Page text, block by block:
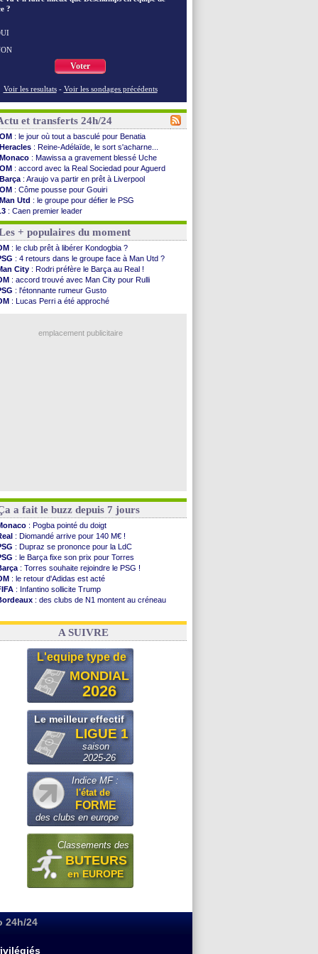
?
Voter
Voir les resultats - Voir les sondages précédents
et transferts 24h/24
OM : le jour où tout a basculé pour Benatia
Heracles : Reine-Adélaïde, le sort s'acharne...
Monaco : Mawissa a gravement blessé Uche
OM : accord avec la Real Sociedad pour Aguerd
Barça : Araujo va partir en prêt à Liverpool
OM : Côme pousse pour Gouiri
Man Utd : le groupe pour défier le PSG
: Caen premier leader
: Højbjerg, son agent maintient le suspense
: Gouiri évoque son avenir
: le transfert d'Asllani tombe à l'eau
: 1ère utilisation du Football Video Support
: Benatia envoie une pique à Longoria
: Al-Ahli veut Pape Gueye
: la dernière saison de Fonseca ?
: un nouveau prétendant pour Højbjerg
: un gardien norvégien en approche ?
: Kevin Carlos va partir en Italie
+ populaires du moment
: le club prêt à libérer Kondogbia ?
: 4 retours dans le groupe face à Man Utd ?
City : Rodri préfère le Barça au Real !
: accord trouvé avec Man City pour Rulli
: l'étonnante rumeur Gusto
: Lucas Perri a été approché
emplacement publicitaire
a fait le buzz depuis 7 jours
: Pogba pointé du doigt
: Diomandé arrive pour 140 M€ !
: Dupraz se prononce pour la LdC
: le Barça fixe son prix pour Torres
: Torres souhaite rejoindre le PSG !
: le retour d'Adidas est acté
: Infantino sollicite Trump
: des clubs de N1 montent au créneau
: le démenti de Leipzig pour Diomandé
A SUIVRE
L'equipe type de
MONDIAL
2026
Le meilleur effectif
LIGUE 1
saison
2025-26
Indice MF :
l'état de
FORME
des clubs en europe
Classements des
BUTEURS
en EUROPE
24h/24